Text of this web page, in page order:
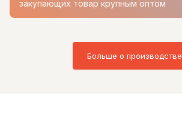
закупающих товар крупным оптом
Больше о производстве